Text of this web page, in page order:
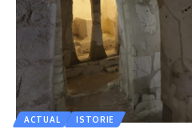
ACTUAL ISTORIE